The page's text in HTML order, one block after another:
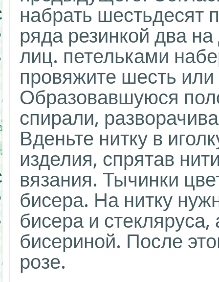
набрать шестьдесят
ряда резинкой два
лиц. петельками
провяжите шесть
Образовавшуюся
спирали,
Вденьте нитку в
изделия, спрятав
вязания. Тычинки
бисера. На нитку
бисера и
бисериной. После
розе.